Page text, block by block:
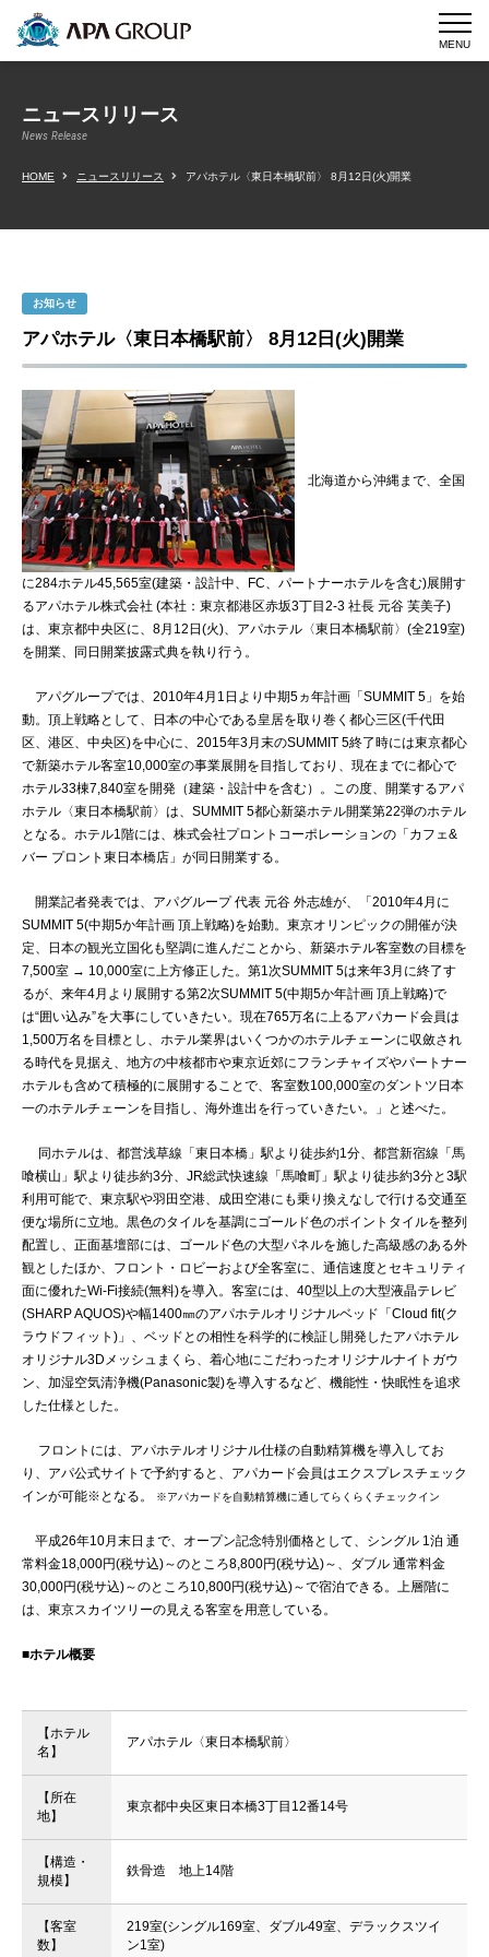
MENU
ニュースリリース
News Release
HOME ニュースリリース アパホテル〈東日本橋駅前〉 8月12日(火)開業
お知らせ
アパホテル〈東日本橋駅前〉 8月12日(火)開業
北海道から沖縄まで、全国
に284ホテル45,565室(建築・設計中、FC、パートナーホテルを含む)展開す
るアパホテル株式会社 (本社：東京都港区赤坂3丁目2‐3 社長 元谷 芙美子)
は、東京都中央区に、8月12日(火)、アパホテル〈東日本橋駅前〉(全219室)
を開業、同日開業披露式典を執り行う。
アパグループでは、2010年4月1日より中期5ヵ年計画「SUMMIT 5」を始
動。頂上戦略として、日本の中心である皇居を取り巻く都心三区(千代田
区、港区、中央区)を中心に、2015年3月末のSUMMIT 5終了時には東京都心
で新築ホテル客室10,000室の事業展開を目指しており、現在までに都心で
ホテル33棟7,840室を開発（建築・設計中を含む）。この度、開業するアパ
ホテル〈東日本橋駅前〉は、SUMMIT 5都心新築ホテル開業第22弾のホテル
となる。ホテル1階には、株式会社プロントコーポレーションの「カフェ&
バー プロント東日本橋店」が同日開業する。
開業記者発表では、アパグループ 代表 元谷 外志雄が、「2010年4月に
SUMMIT 5(中期5か年計画 頂上戦略)を始動。東京オリンピックの開催が決
定、日本の観光立国化も堅調に進んだことから、新築ホテル客室数の目標を
7,500室 → 10,000室に上方修正した。第1次SUMMIT 5は来年3月に終了す
るが、来年4月より展開する第2次SUMMIT 5(中期5か年計画 頂上戦略)で
は“囲い込み”を大事にしていきたい。現在765万名に上るアパカード会員は
1,500万名を目標とし、ホテル業界はいくつかのホテルチェーンに収斂され
る時代を見据え、地方の中核都市や東京近郊にフランチャイズやパートナー
ホテルも含めて積極的に展開することで、客室数100,000室のダントツ日本
一のホテルチェーンを目指し、海外進出を行っていきたい。」と述べた。
同ホテルは、都営浅草線「東日本橋」駅より徒歩約1分、都営新宿線「馬
喰横山」駅より徒歩約3分、JR総武快速線「馬喰町」駅より徒歩約3分と3駅
利用可能で、東京駅や羽田空港、成田空港にも乗り換えなしで行ける交通至
便な場所に立地。黒色のタイルを基調にゴールド色のポイントタイルを整列
配置し、正面基壇部には、ゴールド色の大型パネルを施した高級感のある外
観としたほか、フロント・ロビーおよび全客室に、通信速度とセキュリティ
面に優れたWi-Fi接続(無料)を導入。客室には、40型以上の大型液晶テレビ
(SHARP AQUOS)や幅1400㎜のアパホテルオリジナルベッド「Cloud fit(ク
ラウドフィット)」、ベッドとの相性を科学的に検証し開発したアパホテル
オリジナル3Dメッシュまくら、着心地にこだわったオリジナルナイトガウ
ン、加湿空気清浄機(Panasonic製)を導入するなど、機能性・快眠性を追求
した仕様とした。
フロントには、アパホテルオリジナル仕様の自動精算機を導入してお
り、アパ公式サイトで予約すると、アパカード会員はエクスプレスチェック
インが可能※となる。
※アパカードを自動精算機に通してらくらくチェックイン
平成26年10月末日まで、オープン記念特別価格として、シングル 1泊 通
常料金18,000円(税サ込)～のところ8,800円(税サ込)～、ダブル 通常料金
30,000円(税サ込)～のところ10,800円(税サ込)～で宿泊できる。上層階に
は、東京スカイツリーの見える客室を用意している。
■ホテル概要
【ホテル
名】
アパホテル〈東日本橋駅前〉
【所在
地】
東京都中央区東日本橋3丁目12番14号
【構造・
規模】
鉄骨造 地上14階
【客室
数】
219室(シングル169室、ダブル49室、デラックスツイ
ン1室)